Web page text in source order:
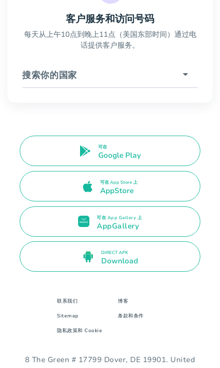
客户服务和访问号码
每天从上午10点到晚上11点（美国东部时间）通过电
话提供客户服务。
搜索你的国家
可在
Google Play
可在 App Store 上
AppStore
可在 App Gallery 上
AppGallery
DIRECT APK
Download
联系我们 博客
Sitemap 条款和条件
隐私政策和 Cookie
8 The Green # 17799 Dover, DE 19901. United